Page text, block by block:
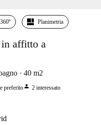
360º Planimetria
affitto a
40 m2
preferitoperson 2 interessato